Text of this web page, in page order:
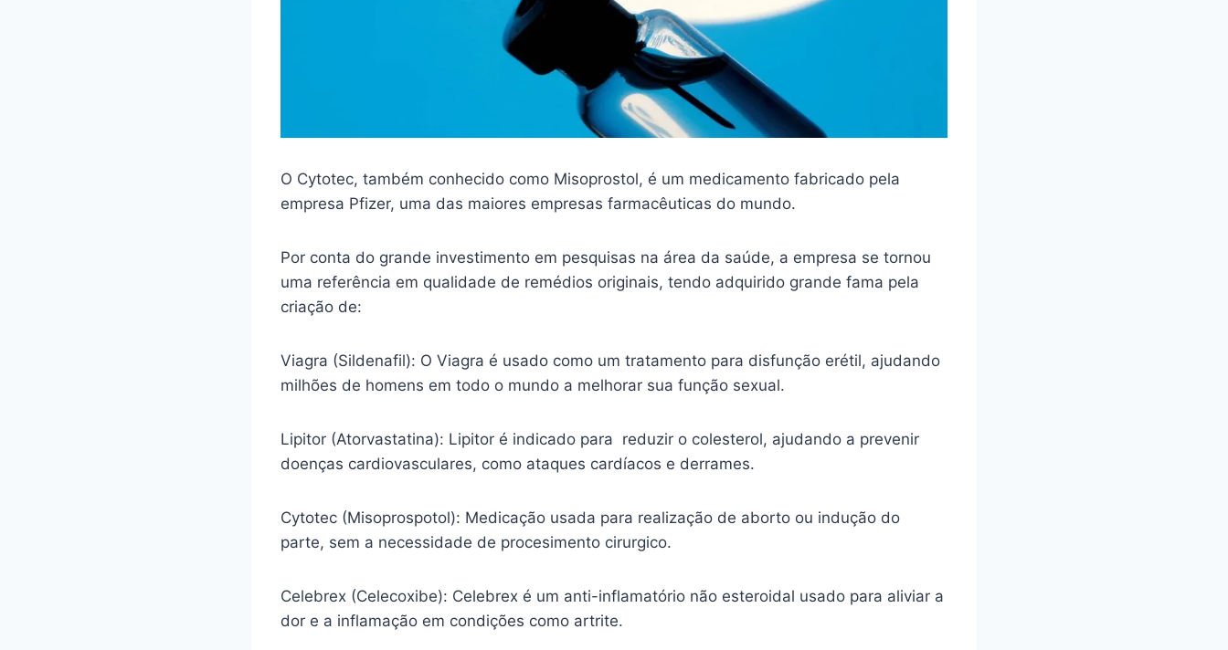
O Cytotec, também conhecido como Misoprostol, é um medicamento fabricado pela
empresa Pfizer, uma das maiores empresas farmacêuticas do mundo.
Por conta do grande investimento em pesquisas na área da saúde, a empresa se tornou
uma referência em qualidade de remédios originais, tendo adquirido grande fama pela
criação de:
Viagra (Sildenafil): O Viagra é usado como um tratamento para disfunção erétil, ajudando
milhões de homens em todo o mundo a melhorar sua função sexual.
Lipitor (Atorvastatina): Lipitor é indicado para reduzir o colesterol, ajudando a prevenir
doenças cardiovasculares, como ataques cardíacos e derrames.
Cytotec (Misoprospotol): Medicação usada para realização de aborto ou indução do
parte, sem a necessidade de procesimento cirurgico.
Celebrex (Celecoxibe): Celebrex é um anti-inflamatório não esteroidal usado para aliviar a
dor e a inflamação em condições como artrite.